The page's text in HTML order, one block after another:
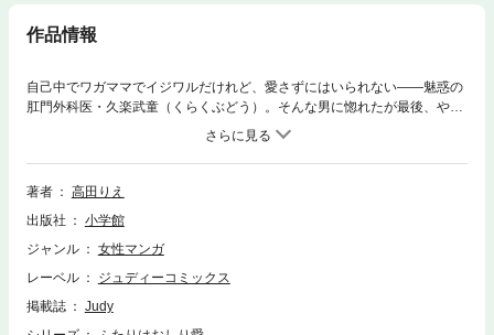
作品情報
自己中でワガママでイジワルだけれど、愛さずにはいられない――魅惑の
肛門外科医・久楽武童（くらくぶどう）。そんな男に惚れたが最後、やっ
とのことで彼と思いが通じ合った麻子（あさこ）だったが、私生活では色
気ゼロ。まさかの初デートまでもが、とんでもないことになってしまう！
そんな中、麻子の恋路を阻むやっかいな男・神津（かみづ）までもが現れ
――？ドタバタ異色系ドクターラブコメ、ラストまで目が離せない完結
録作品／ふたりはおしり愛／ブルーベリー適齢期シリーズ完結巻！！
著者
高田りえ
出版社
小学館
ジャンル
女性マンガ
レーベル
ジュディーコミックス
掲載誌
Judy